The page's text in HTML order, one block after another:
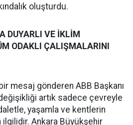
oluşturdu.
DUYARLI VE İKLİM
ODAKLI ÇALIŞMALARINI
mesaj gönderen ABB Başkanı
artık sadece çevreyle
yaşamla ve kentlerin
Ankara Büyükşehir